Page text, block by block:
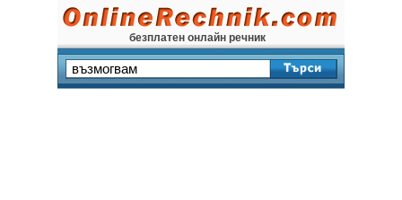
безплатен онлайн речник